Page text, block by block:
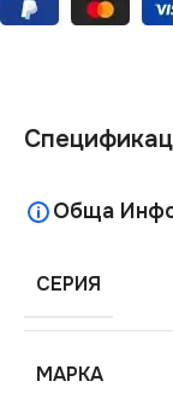
Обща
СЕРИЯ
МАРКА